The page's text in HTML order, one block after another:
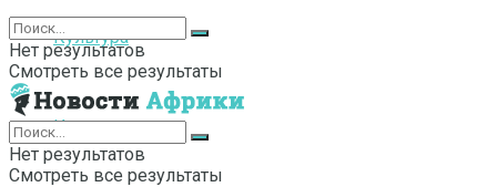
Культура
Интернет
Нет результатов
Смотреть все результаты
Нет результатов
Смотреть все результаты